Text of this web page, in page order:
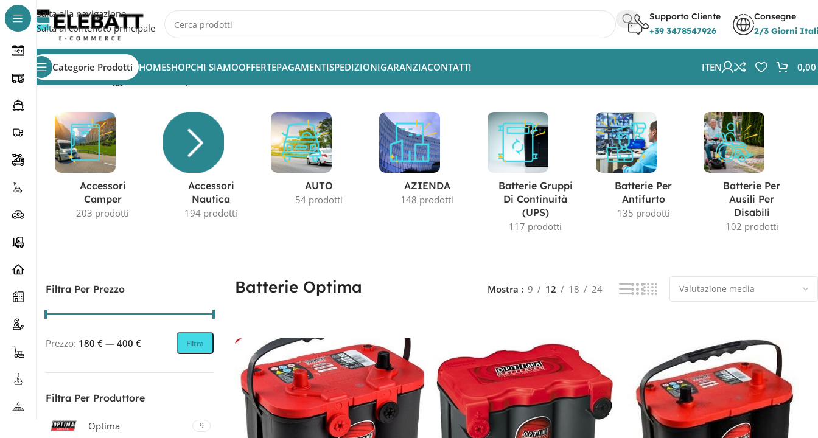
Salta alla navigazione
Salta al contenuto principale
Supporto Cliente
+39 3478547926
Consegne
2/3 Giorni
Categorie Prodotti HOMESHOPCHI SIAMOOFFERTEPAGAMENTISPEDIZIONIGARANZIACONTATTI ITEN
0,00
Home/Prodotti taggati “Batterie Optima”
Accessori
Camper
203 prodotti
Accessori
Nautica
194 prodotti
AUTO
54 prodotti
AZIENDA
148 prodotti
Batterie Gruppi
Di Continuità
(UPS)
117 prodotti
Batterie Per
Antifurto
135 prodotti
Batterie Per
Ausili Per
Disabili
102 prodotti
Filtra Per Prezzo
Filtra
Prezzo: 180 € — 400 €
Filtra Per Produttore
Optima 9
Batterie Optima Mostra 9 12 18 24